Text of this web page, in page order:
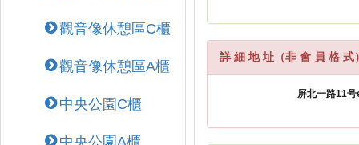
觀音像休憩區C櫃
觀音像休憩區A櫃
中央公園C櫃
中央公園A櫃
詳 細 地 址（非 會 員 格 式